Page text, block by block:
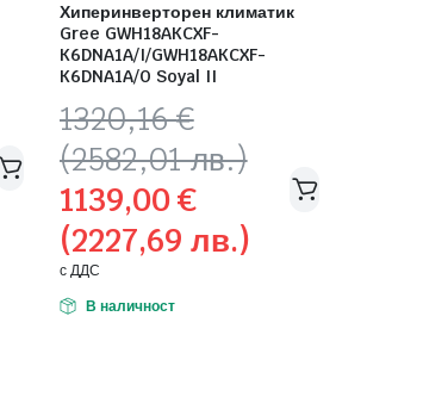
Хиперинверторен климатик
Gree GWH18AKCXF-
K6DNA1A/I/GWH18AKCXF-
K6DNA1A/O Soyal II
1320,16€
(2582,01 лв.)
Original
price
was:
1320,16 €
(2582,01
лв.).
1139,00€
(2227,69 лв.)
Текущата
цена
е:
1139,00 €
(2227,69
лв.).
с ДДС
В наличност